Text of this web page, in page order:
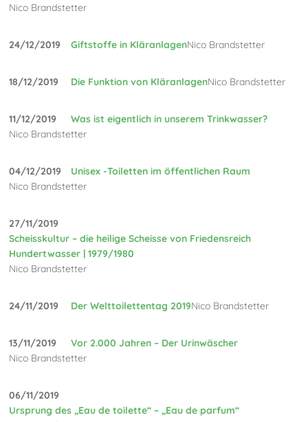
Nico Brandstetter
24/12/2019 Giftstoffe in KläranlagenNico Brandstetter
18/12/2019 Die Funktion von KläranlagenNico Brandstetter
11/12/2019
Was ist eigentlich in unserem Trinkwasser?
Nico Brandstetter
04/12/2019
Unisex -Toiletten im öffentlichen Raum
Nico Brandstetter
27/11/2019
Scheisskultur – die heilige Scheisse von Friedensreich
Hundertwasser | 1979/1980
Nico Brandstetter
24/11/2019 Der Welttoilettentag 2019Nico Brandstetter
13/11/2019
Vor 2.000 Jahren – Der Urinwäscher
Nico Brandstetter
06/11/2019
Ursprung des „Eau de toilette“ – „Eau de parfum“